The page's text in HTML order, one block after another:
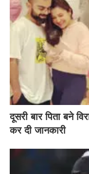
दूसरी बार‌ पिता बने
कर दी‌ जानकारी